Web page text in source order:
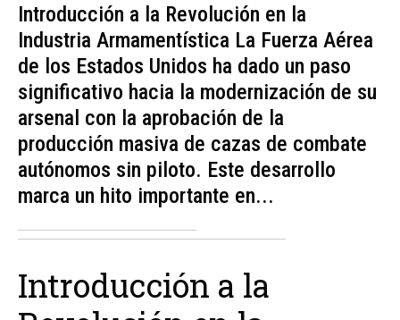
Introducción a la Revolución en la
Industria Armamentística La Fuerza Aérea
de los Estados Unidos ha dado un paso
significativo hacia la modernización de su
arsenal con la aprobación de la
producción masiva de cazas de combate
autónomos sin piloto. Este desarrollo
marca un hito importante en...
Introducción a la